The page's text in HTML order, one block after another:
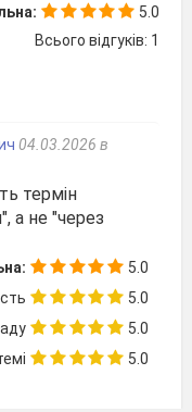
5.0
Всього відгуків: 1
04.03.2026 в
термін
а не "через
5.0
5.0
5.0
5.0